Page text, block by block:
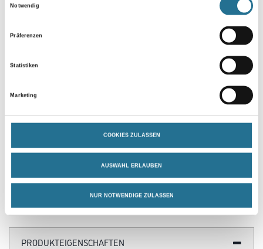
Notwendig
Präferenzen
Statistiken
Marketing
COOKIES ZULASSEN
AUSWAHL ERLAUBEN
NUR NOTWENDIGE ZULASSEN
Gebinde
PRODUKTEIGENSCHAFTEN